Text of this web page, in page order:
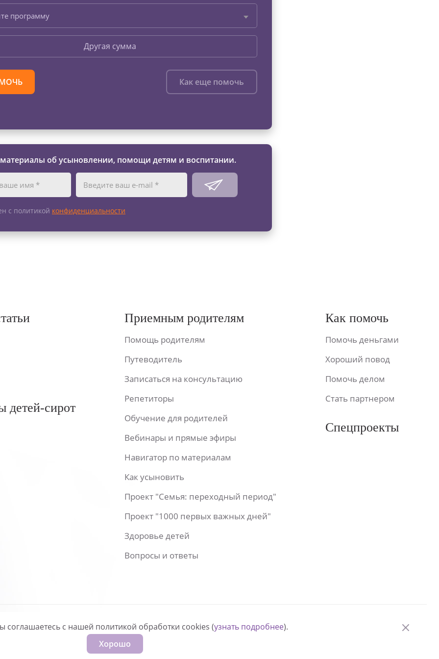
программу
Другая сумма
Как еще помочь
об усыновлении, помощи детям и воспитании.
с политикой конфиденциальности
детей-сирот
Приемным родителям
Помощь родителям
Путеводитель
Записаться на консультацию
Репетиторы
Обучение для родителей
Вебинары и прямые эфиры
Навигатор по материалам
Как усыновить
Проект "Семья: переходный период"
Проект "1000 первых важных дней"
Здоровье детей
Вопросы и ответы
Как помочь
Помочь деньгами
Хороший повод
Помочь делом
Стать партнером
Спецпроекты
соглашаетесь с нашей политикой обработки cookies (узнать подробнее).
Хорошо